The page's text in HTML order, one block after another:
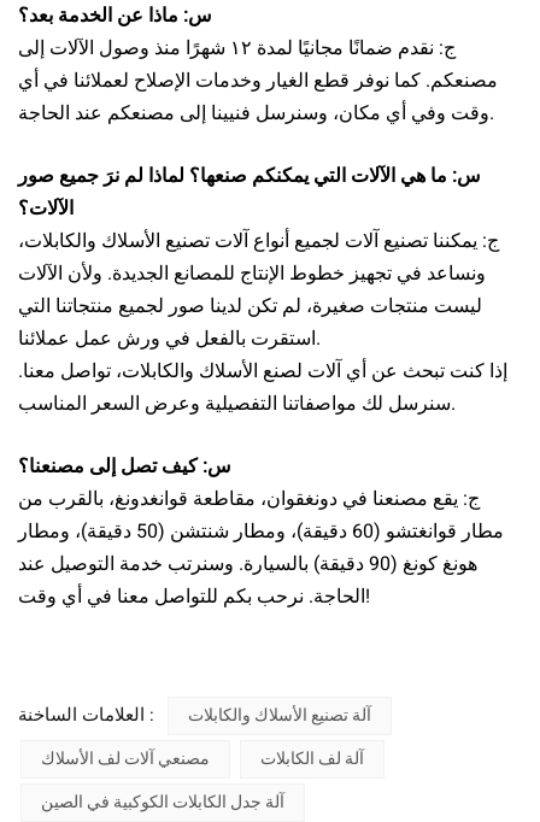
س: ماذا عن الخدمة بعد؟
ج: نقدم ضمانًا مجانيًا لمدة ١٢ شهرًا منذ وصول الآلات إلى
مصنعكم. كما نوفر قطع الغيار وخدمات الإصلاح لعملائنا في أي
وقت وفي أي مكان، وسنرسل فنيينا إلى مصنعكم عند الحاجة.
س: ما هي الآلات التي يمكنكم صنعها؟ لماذا لم نرَ جميع صور
الآلات؟
ج: يمكننا تصنيع آلات لجميع أنواع آلات تصنيع الأسلاك والكابلات،
ونساعد في تجهيز خطوط الإنتاج للمصانع الجديدة. ولأن الآلات
ليست منتجات صغيرة، لم تكن لدينا صور لجميع منتجاتنا التي
استقرت بالفعل في ورش عمل عملائنا.
إذا كنت تبحث عن أي آلات لصنع الأسلاك والكابلات، تواصل معنا.
سنرسل لك مواصفاتنا التفصيلية وعرض السعر المناسب.
س: كيف تصل إلى مصنعنا؟
ج: يقع مصنعنا في دونغقوان، مقاطعة قوانغدونغ، بالقرب من
مطار قوانغتشو (60 دقيقة)، ومطار شنتشن (50 دقيقة)، ومطار
هونغ كونغ (90 دقيقة) بالسيارة. وسنرتب خدمة التوصيل عند
الحاجة. نرحب بكم للتواصل معنا في أي وقت!
العلامات الساخنة :
آلة تصنيع الأسلاك والكابلات
مصنعي آلات لف الأسلاك
آلة لف الكابلات
آلة جدل الكابلات الكوكبية في الصين